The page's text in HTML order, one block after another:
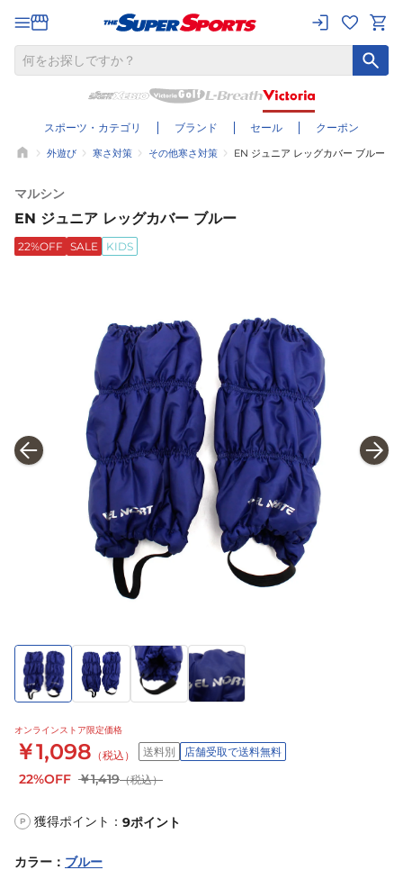
スポーツ・カテゴリ ブランド セール クーポン
外遊び 寒さ対策 その他寒さ対策 EN ジュニア レッグカバー ブルー
マルシン
EN ジュニア レッグカバー ブルー
22%OFF SALE KIDS
オンラインストア限定価格
￥1,098 （税込） 送料別 店舗受取で送料無料
22%OFF ￥1,419（税込）
P 獲得ポイント： 9ポイント
カラー ： ブルー